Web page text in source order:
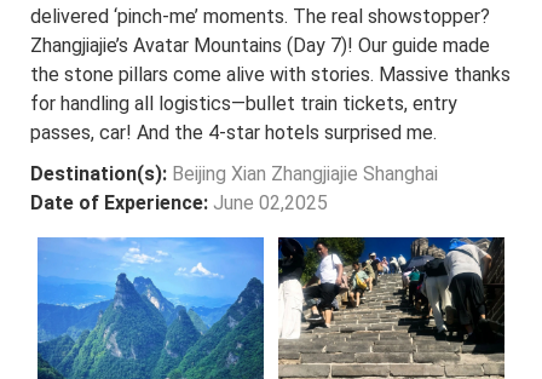
delivered ‘pinch-me’ moments. The real showstopper?
Zhangjiajie’s Avatar Mountains (Day 7)! Our guide made
the stone pillars come alive with stories. Massive thanks
for handling all logistics—bullet train tickets, entry
passes, car! And the 4-star hotels surprised me.
Destination(s): Beijing Xian Zhangjiajie Shanghai
Date of Experience: June 02,2025